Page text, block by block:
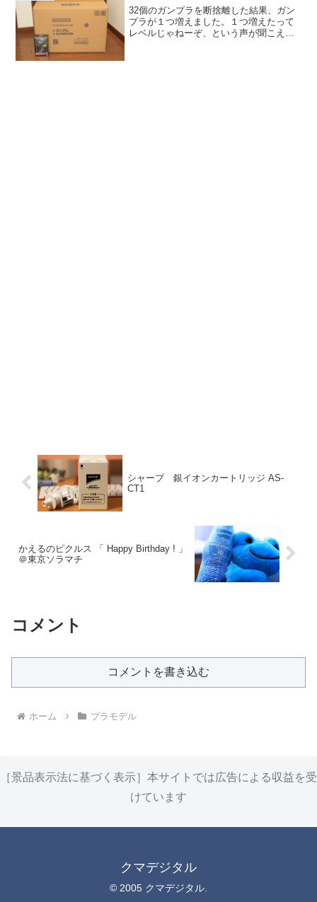
32個のガンプラを断捨離した結果、ガン
プラが１つ増えました。１つ増えたって
レベルじゃねーぞ、という声が聞こえて
シャープ 銀イオンカートリッジ AS-
CT1
かえるのピクルス 「 Happy Birthday ! 」
＠東京ソラマチ
コメント
コメントを書き込む
ホーム プラモデル
［景品表示法に基づく表示］本サイトでは広告による収益を受
けています
クマデジタル
© 2005 クマデジタル.